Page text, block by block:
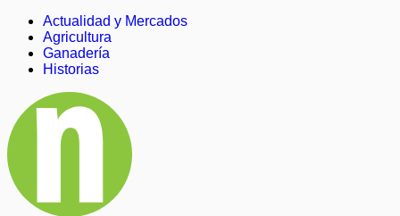
Actualidad y Mercados
Agricultura
Ganadería
Historias